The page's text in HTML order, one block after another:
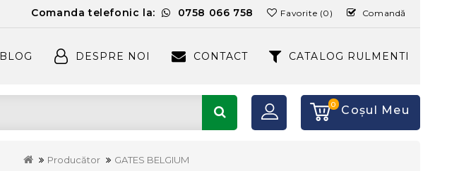
Comanda telefonic la: 0758 066 758 Favorite (0) Comandă
BLOG DESPRE NOI CONTACT CATALOG RULMENTI
0 Coşul Meu
Producător GATES BELGIUM